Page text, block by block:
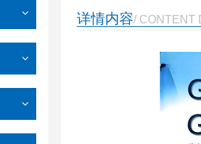
详情内容/ CONTENT